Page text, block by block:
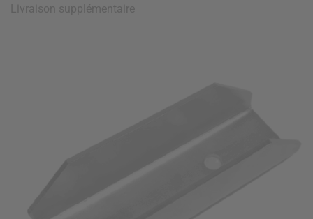
Livraison supplémentaire